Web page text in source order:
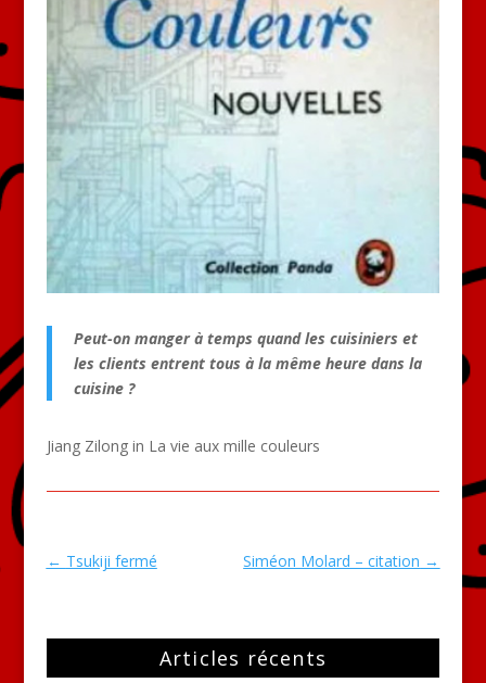
Peut-on manger à temps quand les cuisiniers et
les clients entrent tous à la même heure dans la
cuisine ?
Jiang Zilong in La vie aux mille couleurs
← Tsukiji fermé Siméon Molard – citation →
Articles récents